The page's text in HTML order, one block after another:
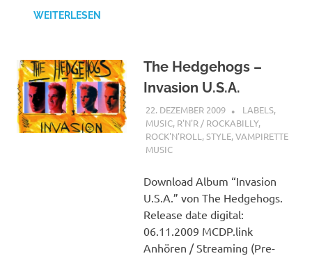
WEITERLESEN
The Hedgehogs –
Invasion U.S.A.
22. DEZEMBER 2009 STEFANBRAUN
LABELS,
MUSIC, R'N'R / ROCKABILLY,
ROCK'N'ROLL ,STYLE,VAMPIRETTE
MUSIC
Download Album “Invasion
U.S.A.” von The Hedgehogs.
Release date digital:
06.11.2009 MCDP.link
Anhören / Streaming (Pre-